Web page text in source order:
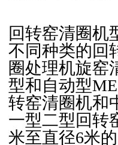
回转窑清圈机
不同种类的回
圈处理机旋窑
型和自动型
转窑清圈机和
一型二型回转
米至直径6米